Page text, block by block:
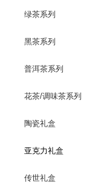
绿茶系列
黑茶系列
普洱茶系列
花茶/调味茶系列
陶瓷礼盒
亚克力礼盒
传世礼盒